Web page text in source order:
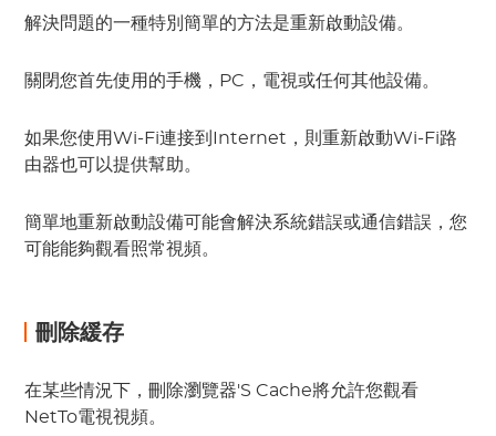
解決問題的一種特別簡單的方法是重新啟動設備。
關閉您首先使用的手機，PC，電視或任何其他設備。
如果您使用Wi-Fi連接到Internet，則重新啟動Wi-Fi路
由器也可以提供幫助。
簡單地重新啟動設備可能會解決系統錯誤或通信錯誤，您
可能能夠觀看照常視頻。
刪除緩存
在某些情況下，刪除瀏覽器'S Cache將允許您觀看
NetTo電視視頻。